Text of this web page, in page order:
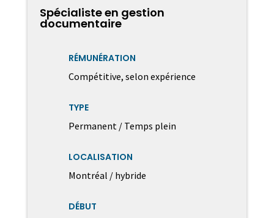
Spécialiste en gestion
documentaire
RÉMUNÉRATION
Compétitive, selon expérience
TYPE
Permanent / Temps plein
LOCALISATION
Montréal / hybride
DÉBUT